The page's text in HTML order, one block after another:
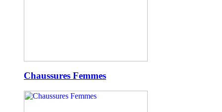
Chaussures Femmes